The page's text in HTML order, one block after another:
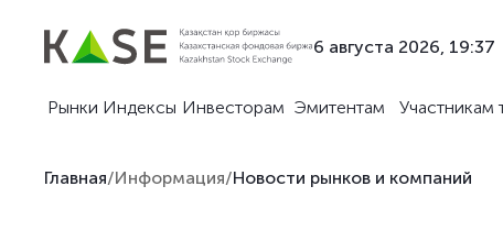
6 августа 2026, 19:37
Рынки Индексы Инвесторам Эмитентам Участникам
Главная/Информация/Новости рынков и компаний